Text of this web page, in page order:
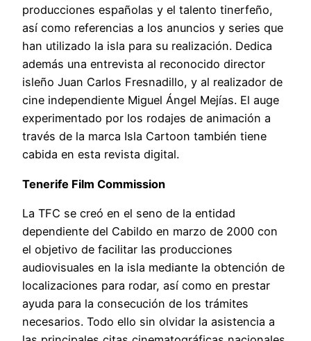
producciones españolas y el talento tinerfeño,
así como referencias a los anuncios y series que
han utilizado la isla para su realización. Dedica
además una entrevista al reconocido director
isleño Juan Carlos Fresnadillo, y al realizador de
cine independiente Miguel Ángel Mejías. El auge
experimentado por los rodajes de animación a
través de la marca Isla Cartoon también tiene
cabida en esta revista digital.
Tenerife Film Commission
La TFC se creó en el seno de la entidad
dependiente del Cabildo en marzo de 2000 con
el objetivo de facilitar las producciones
audiovisuales en la isla mediante la obtención de
localizaciones para rodar, así como en prestar
ayuda para la consecución de los trámites
necesarios. Todo ello sin olvidar la asistencia a